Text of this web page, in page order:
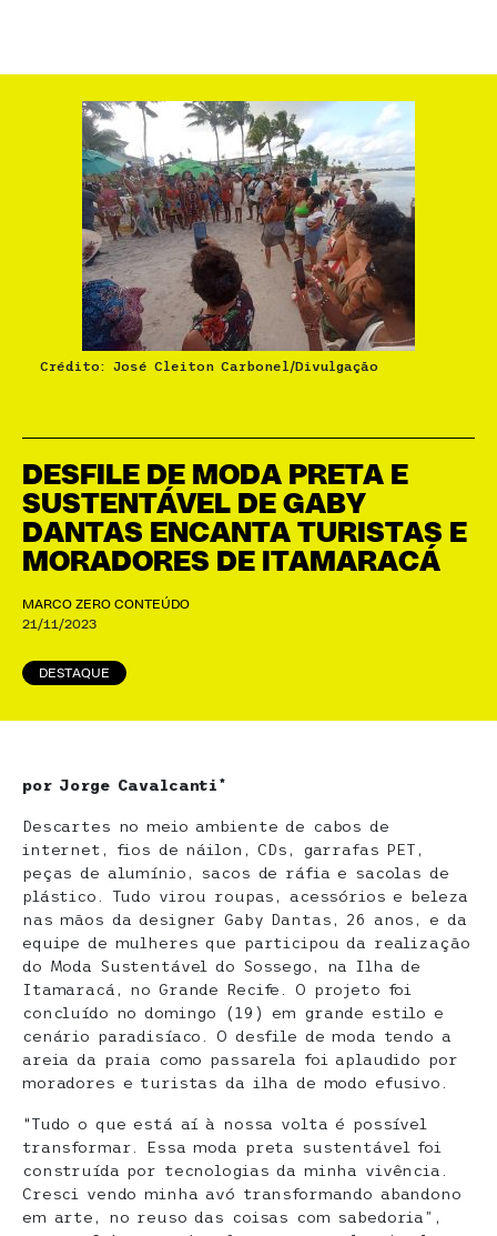
DESFILE DE MODA PRETA E
SUSTENTÁVEL DE GABY
DANTAS ENCANTA TURISTAS E
MORADORES DE ITAMARACÁ
MARCO ZERO CONTEÚDO
21/11/2023
DESTAQUE
Crédito: José Cleiton Carbonel/Divulgação
por Jorge Cavalcanti*
Descartes no meio ambiente de cabos de
internet, fios de náilon, CDs, garrafas PET,
peças de alumínio, sacos de ráfia e sacolas de
plástico. Tudo virou roupas, acessórios e beleza
nas mãos da designer Gaby Dantas, 26 anos, e da
equipe de mulheres que participou da realização
do Moda Sustentável do Sossego, na Ilha de
Itamaracá, no Grande Recife. O projeto foi
concluído no domingo (19) em grande estilo e
cenário paradisíaco. O desfile de moda tendo a
areia da praia como passarela foi aplaudido por
moradores e turistas da ilha de modo efusivo.
“Tudo o que está aí à nossa volta é possível
transformar. Essa moda preta sustentável foi
construída por tecnologias da minha vivência.
Cresci vendo minha avó transformando abandono
em arte, no reuso das coisas com sabedoria”,